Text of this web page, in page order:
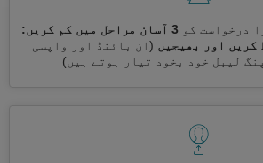
درخواست کو
3 آسان مراحل میں کم کریں:
کریں اور بھیجیں (ان بائنڈ اور واپسی
لیبل خود بخود تیار ہوتے ہیں)